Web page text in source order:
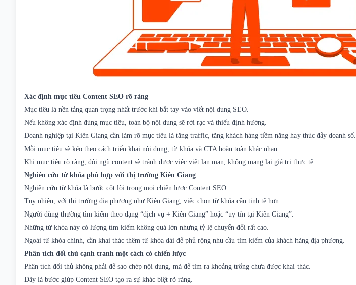
Xác định mục tiêu Content SEO rõ ràng
Mục tiêu là nền tảng quan trọng nhất trước khi bắt tay vào viết nội dung SEO.
Nếu không xác định đúng mục tiêu, toàn bộ nội dung sẽ rời rạc và thiếu định hướng.
Doanh nghiệp tại Kiên Giang cần làm rõ mục tiêu là tăng traffic, tăng khách hàng tiềm năng hay thúc đẩy doanh số.
Mỗi mục tiêu sẽ kéo theo cách triển khai nội dung, từ khóa và CTA hoàn toàn khác nhau.
Khi mục tiêu rõ ràng, đội ngũ content sẽ tránh được việc viết lan man, không mang lại giá trị thực tế.
Nghiên cứu từ khóa phù hợp với thị trường Kiên Giang
Nghiên cứu từ khóa là bước cốt lõi trong mọi chiến lược Content SEO.
Tuy nhiên, với thị trường địa phương như Kiên Giang, việc chọn từ khóa cần tinh tế hơn.
Người dùng thường tìm kiếm theo dạng “dịch vụ + Kiên Giang” hoặc “uy tín tại Kiên Giang”.
Những từ khóa này có lượng tìm kiếm không quá lớn nhưng tỷ lệ chuyển đổi rất cao.
Ngoài từ khóa chính, cần khai thác thêm từ khóa dài để phủ rộng nhu cầu tìm kiếm của khách hàng địa phương.
Phân tích đối thủ cạnh tranh một cách có chiến lược
Phân tích đối thủ không phải để sao chép nội dung, mà để tìm ra khoảng trống chưa được khai thác.
Đây là bước giúp Content SEO tạo ra sự khác biệt rõ ràng.